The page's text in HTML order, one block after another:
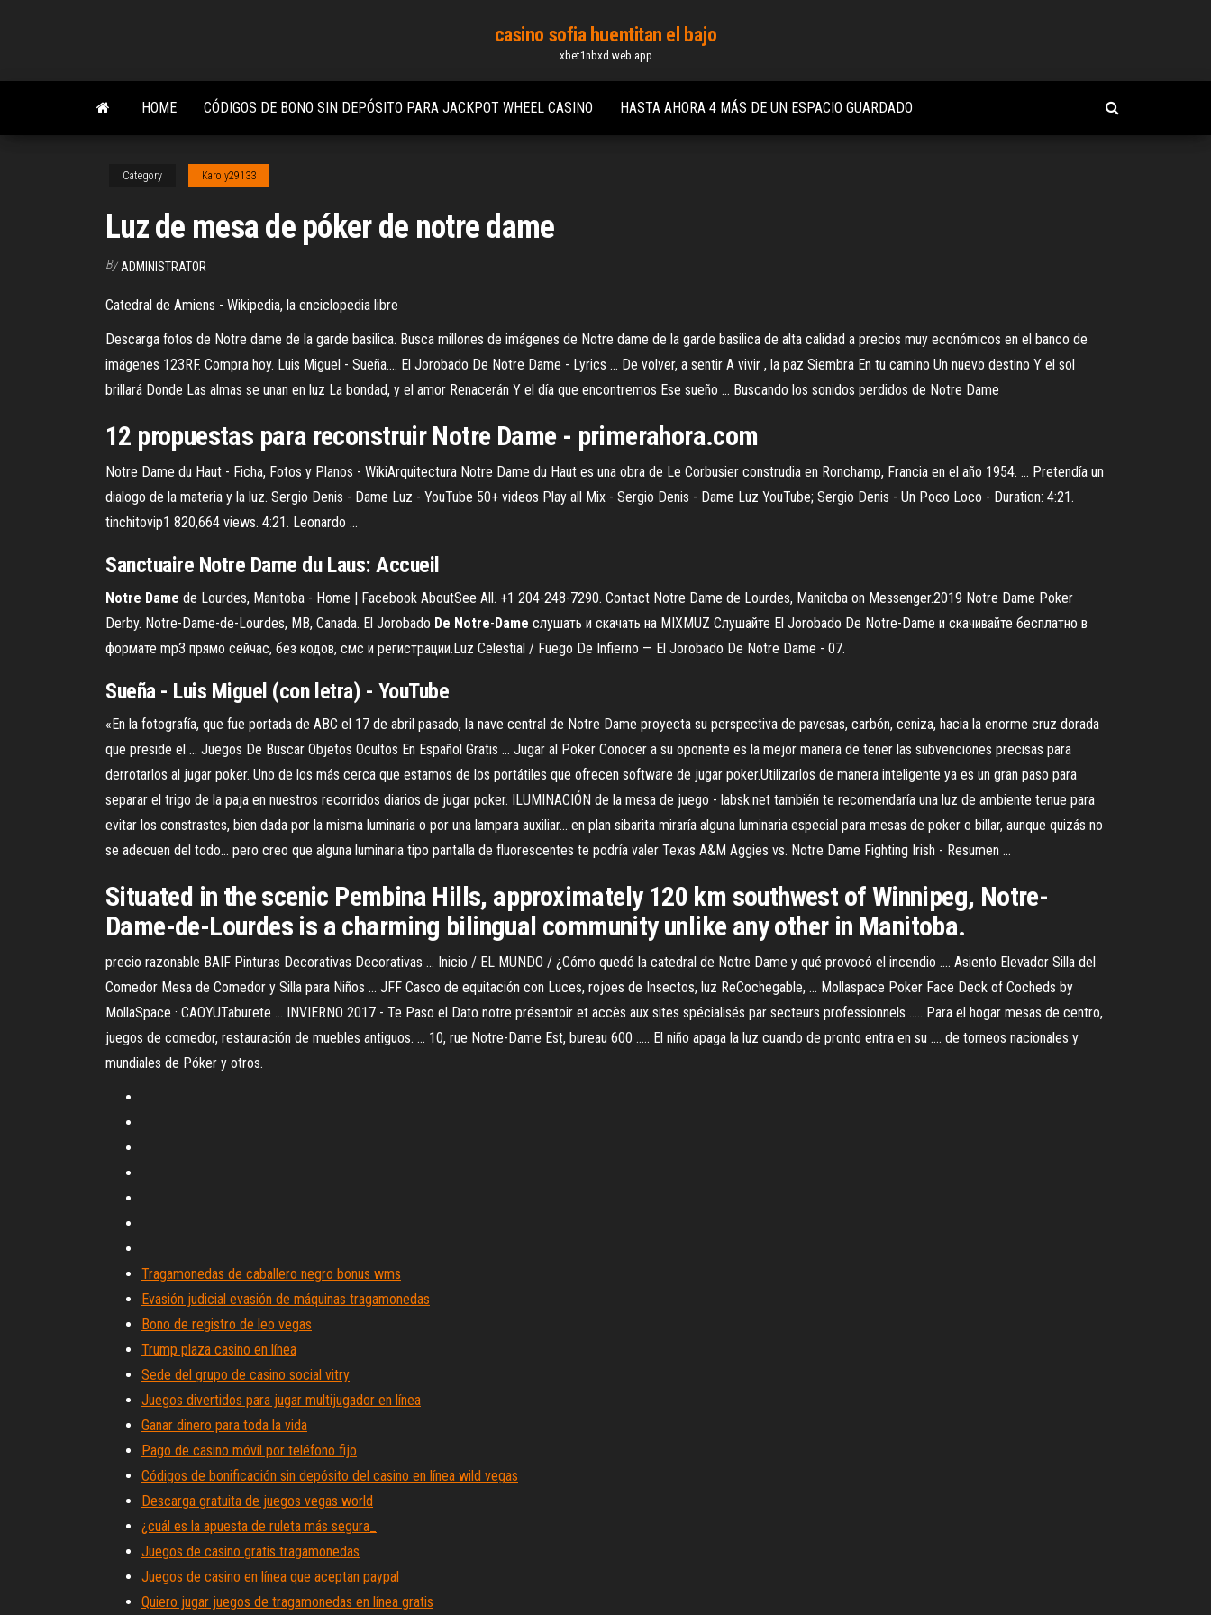
content
casino sofia huentitan el bajo
xbet1nbxd.web.app
HOME CÓDIGOS DE BONO SIN DEPÓSITO PARA JACKPOT WHEEL CASINO HASTA AHORA 4 MÁS DE UN ESPACIO GUARDADO
Category Karoly29133
Luz de mesa de póker de notre dame
By ADMINISTRATOR
Catedral de Amiens - Wikipedia, la enciclopedia libre
Descarga fotos de Notre dame de la garde basilica. Busca millones de imágenes de Notre dame de la garde basilica de alta calidad a precios muy económicos en el banco de
imágenes 123RF. Compra hoy. Luis Miguel - Sueña.... El Jorobado De Notre Dame - Lyrics ... De volver, a sentir A vivir , la paz Siembra En tu camino Un nuevo destino Y el sol
brillará Donde Las almas se unan en luz La bondad, y el amor Renacerán Y el día que encontremos Ese sueño ... Buscando los sonidos perdidos de Notre Dame
12 propuestas para reconstruir Notre Dame- primerahora.com
Notre Dame du Haut - Ficha, Fotos y Planos - WikiArquitectura Notre Dame du Haut es una obra de Le Corbusier construdia en Ronchamp, Francia en el año 1954. ... Pretendía un
dialogo de la materia y la luz. Sergio Denis - Dame Luz - YouTube 50+ videos Play all Mix - Sergio Denis - Dame Luz YouTube; Sergio Denis - Un Poco Loco - Duration: 4:21.
tinchitovip1 820,664 views. 4:21. Leonardo ...
Sanctuaire Notre Dame du Laus: Accueil
Notre Dame de Lourdes, Manitoba - Home | Facebook AboutSee All. +1 204-248-7290. Contact Notre Dame de Lourdes, Manitoba on Messenger.2019 Notre Dame Poker
Derby. Notre-Dame-de-Lourdes, MB, Canada. El Jorobado De Notre-Dame слушать и скачать на MIXMUZ Слушайте El Jorobado De Notre-Dame и скачивайте бесплатно в
формате mp3 прямо сейчас, без кодов, смс и регистрации.Luz Celestial / Fuego De Infierno — El Jorobado De Notre Dame - 07.
Sueña - Luis Miguel (con letra) - YouTube
«En la fotografía, que fue portada de ABC el 17 de abril pasado, la nave central de Notre Dame proyecta su perspectiva de pavesas, carbón, ceniza, hacia la enorme cruz dorada
que preside el ... Juegos De Buscar Objetos Ocultos En Español Gratis ... Jugar al Poker Conocer a su oponente es la mejor manera de tener las subvenciones precisas para
derrotarlos al jugar poker. Uno de los más cerca que estamos de los portátiles que ofrecen software de jugar poker.Utilizarlos de manera inteligente ya es un gran paso para
separar el trigo de la paja en nuestros recorridos diarios de jugar poker. ILUMINACIÓN de la mesa de juego - labsk.net también te recomendaría una luz de ambiente tenue para
evitar los constrastes, bien dada por la misma luminaria o por una lampara auxiliar... en plan sibarita miraría alguna luminaria especial para mesas de poker o billar, aunque quizás no
se adecuen del todo... pero creo que alguna luminaria tipo pantalla de fluorescentes te podría valer Texas A&M Aggies vs. Notre Dame Fighting Irish - Resumen ...
Situated in the scenic Pembina Hills, approximately 120 km southwest of Winnipeg, Notre-
Dame-de-Lourdes is a charming bilingual community unlike any other in Manitoba.
precio razonable BAIF Pinturas Decorativas Decorativas ... Inicio / EL MUNDO / ¿Cómo quedó la catedral de Notre Dame y qué provocó el incendio .... Asiento Elevador Silla del
Comedor Mesa de Comedor y Silla para Niños ... JFF Casco de equitación con Luces, rojoes de Insectos, luz ReCochegable, ... Mollaspace Poker Face Deck of Cocheds by
MollaSpace · CAOYUTaburete ... INVIERNO 2017 - Te Paso el Dato notre présentoir et accès aux sites spécialisés par secteurs professionnels ..... Para el hogar mesas de centro,
juegos de comedor, restauración de muebles antiguos. ... 10, rue Notre-Dame Est, bureau 600 ..... El niño apaga la luz cuando de pronto entra en su .... de torneos nacionales y
mundiales de Póker y otros.
Tragamonedas de caballero negro bonus wms
Evasión judicial evasión de máquinas tragamonedas
Bono de registro de leo vegas
Trump plaza casino en línea
Sede del grupo de casino social vitry
Juegos divertidos para jugar multijugador en línea
Ganar dinero para toda la vida
Pago de casino móvil por teléfono fijo
Códigos de bonificación sin depósito del casino en línea wild vegas
Descarga gratuita de juegos vegas world
¿cuál es la apuesta de ruleta más segura_
Juegos de casino gratis tragamonedas
Juegos de casino en línea que aceptan paypal
Quiero jugar juegos de tragamonedas en línea gratis